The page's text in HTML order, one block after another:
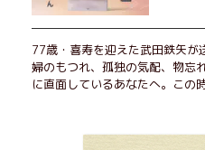
77歳・喜寿を迎えた武田鉄矢が
婦のもつれ、孤独の気配、物
に直面しているあなたへ。この
ら！ 読むだけで前向きになれ